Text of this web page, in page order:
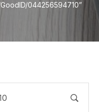
044256594710”